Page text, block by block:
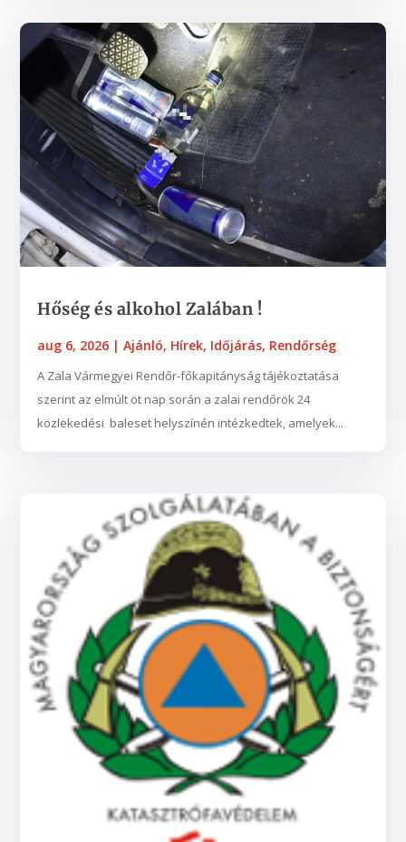
Hőség és alkohol Zalában !
aug 6, 2026 |Ajánló, Hírek, Időjárás, Rendőrség
A Zala Vármegyei Rendőr-főkapitányság tájékoztatása
szerint az elmúlt öt nap során a zalai rendőrök 24
közlekedési baleset helyszínén intézkedtek, amelyek...